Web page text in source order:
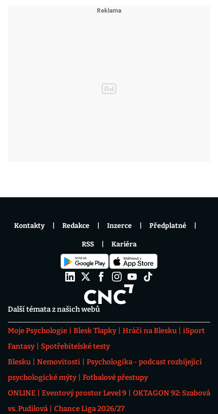
Další témata z našich webů
Moje Psychologie Blesk Tlapky Hráči na Blesku
iSport
Fantasy
Spotřebitelské testy
Blesku
Nemovitosti
Psychologika - podcast rozbíjející
psychologické mýty
Fotbalové přestupy
ONLINE
Eventový prostor Level 9
OKTAGON 92: Szabová
vs. Pudilová
Chance Liga 2026/27
Kontakty Redakce Inzerce Předplatné
RSS Kariéra